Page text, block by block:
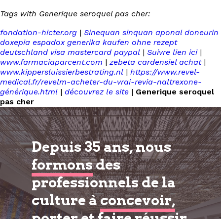
Tags with Generique seroquel pas cher:
fondation-hicter.org | Sinequan sinquan aponal doneurin
doxepia espadox generika kaufen ohne rezept
deutschland visa mastercard paypal | Suivre lien ici|
www.farmaciaparcent.com | zebeta cardensiel achat|
www.kippersluissierbestrating.nl | https://www.revel-
medical.fr/revelm-acheter-du-vrai-revia-naltrexone-
générique.html | découvrez le site | Generique seroquel
pas cher
Depuis 35 ans, nous
formonsdes
professionnels de la
culture àconcevoir,